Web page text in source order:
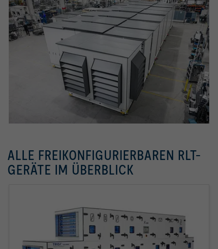
ALLE FREIKONFIGURIERBAREN RLT-
GERÄTE IM ÜBERBLICK